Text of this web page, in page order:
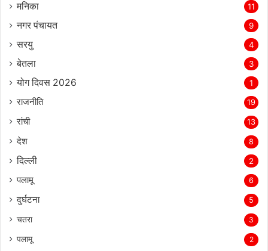
मनिका 11
नगर पंचायत 9
सरयु 4
बेतला 3
योग दिवस 2026 1
राजनीति 19
रांची 13
देश 8
दिल्‍ली 2
पलामू 6
दुर्घटना 5
चतरा 3
पलामू 2